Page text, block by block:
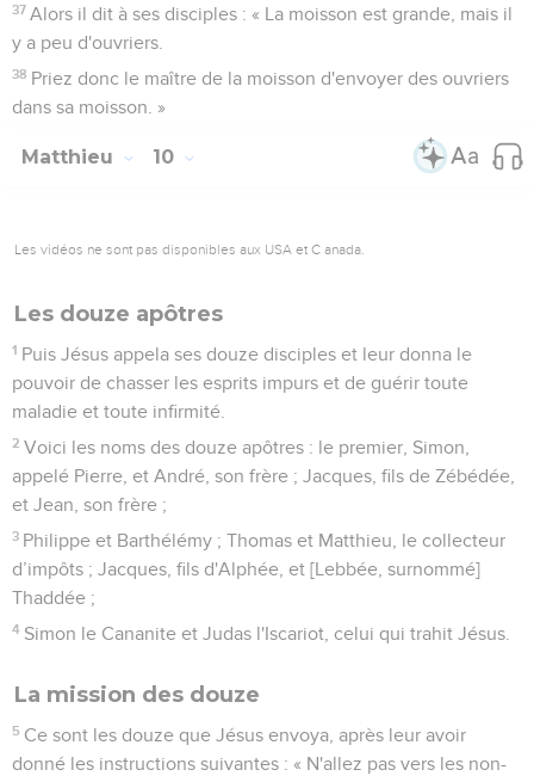
37 Alors il dit à ses disciples : « La moisson est grande, mais il
y a peu d'ouvriers.
38 Priez donc le maître de la moisson d'envoyer des ouvriers
dans sa moisson. »
Matthieu 10
Les vidéos ne sont pas disponibles aux USA et C anada.
Les douze apôtres
1 Puis Jésus appela ses douze disciples et leur donna le
pouvoir de chasser les esprits impurs et de guérir toute
maladie et toute infirmité.
2 Voici les noms des douze apôtres : le premier, Simon,
appelé Pierre, et André, son frère ; Jacques, fils de Zébédée,
et Jean, son frère ;
3 Philippe et Barthélémy ; Thomas et Matthieu, le collecteur
d’impôts ; Jacques, fils d'Alphée, et [Lebbée, surnommé]
Thaddée ;
4 Simon le Cananite et Judas l'Iscariot, celui qui trahit Jésus.
La mission des douze
5 Ce sont les douze que Jésus envoya, après leur avoir
donné les instructions suivantes : « N'allez pas vers les non-